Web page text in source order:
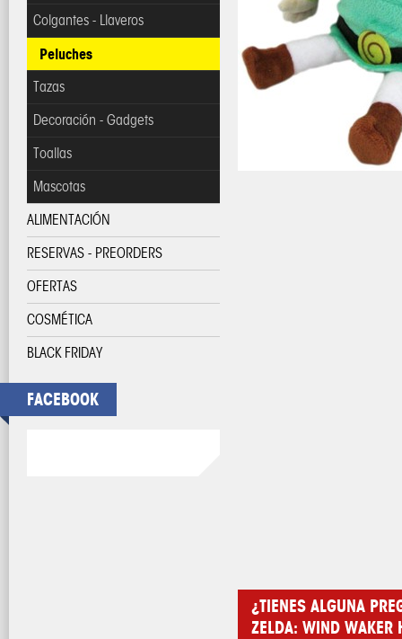
Colgantes - Llaveros
Peluches
Tazas
Decoración - Gadgets
Toallas
Mascotas
ALIMENTACIÓN
RESERVAS - PREORDERS
OFERTAS
COSMÉTICA
BLACK FRIDAY
FACEBOOK
¿TIENES ALGUNA
ZELDA: WIND